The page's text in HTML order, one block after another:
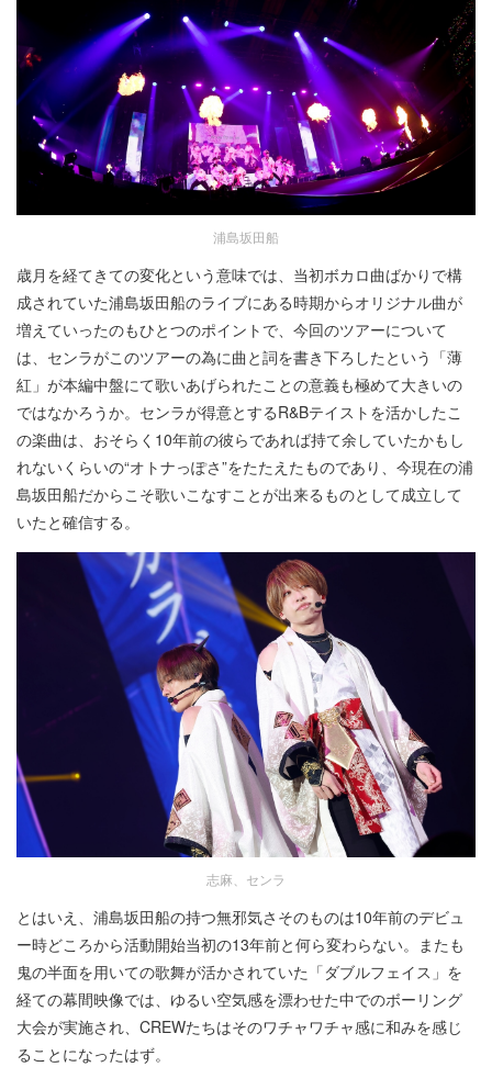
浦島坂田船
歳月を経てきての変化という意味では、当初ボカロ曲ばかりで構
成されていた浦島坂田船のライブにある時期からオリジナル曲が
増えていったのもひとつのポイントで、今回のツアーについて
は、センラがこのツアーの為に曲と詞を書き下ろしたという「薄
紅」が本編中盤にて歌いあげられたことの意義も極めて大きいの
ではなかろうか。センラが得意とするR&Bテイストを活かしたこ
の楽曲は、おそらく10年前の彼らであれば持て余していたかもし
れないくらいの“オトナっぽさ”をたたえたものであり、今現在の浦
島坂田船だからこそ歌いこなすことが出来るものとして成立して
いたと確信する。
志麻、センラ
とはいえ、浦島坂田船の持つ無邪気さそのものは10年前のデビュ
ー時どころから活動開始当初の13年前と何ら変わらない。またも
鬼の半面を用いての歌舞が活かされていた「ダブルフェイス」を
経ての幕間映像では、ゆるい空気感を漂わせた中でのボーリング
大会が実施され、CREWたちはそのワチャワチャ感に和みを感じ
ることになったはず。